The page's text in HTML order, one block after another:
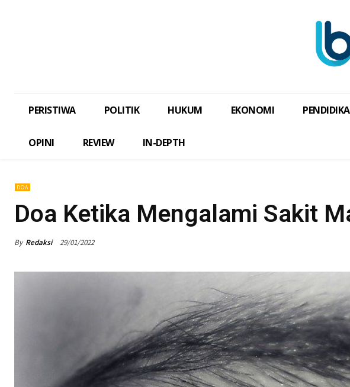
PERISTIWA POLITIK HUKUM EKONOMI
OPINI REVIEW IN-DEPTH
DOA
Doa Ketika Mengalami Sakit
By Redaksi 29/01/2022